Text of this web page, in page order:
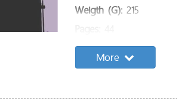
Weigth (G):215
Sample Content:
Song list:
More